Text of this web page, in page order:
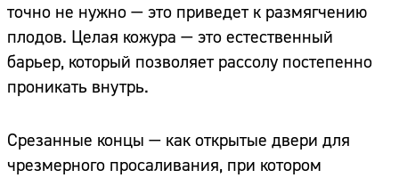
точно не нужно — это приведет к размягчению
плодов. Целая кожура — это естественный
барьер, который позволяет рассолу постепенно
проникать внутрь.
Срезанные концы — как открытые двери для
чрезмерного просаливания, при котором